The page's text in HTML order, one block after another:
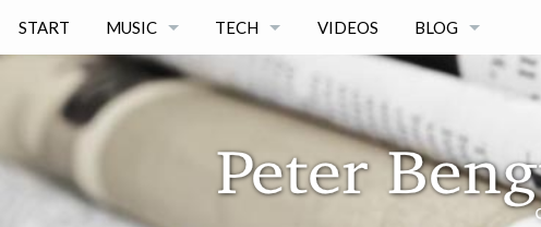
START MUSIC
COMPOSITION
- THE MAIDS
TECH
PROGRAMMING
LINKEDIN CV
VIDEOS BLOG
BLOG ARCHIVE